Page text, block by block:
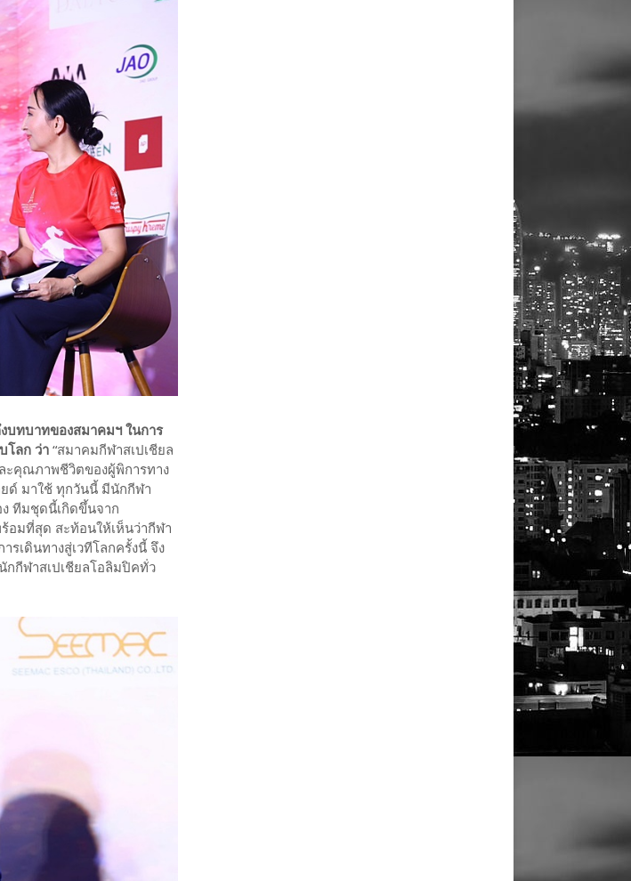
บทบาทของสมาคมฯ ในการ
โลก ว่า “สมาคมกีฬาสเปเชียล
ะคุณภาพชีวิตของผู้พิการทาง
ด์ มาใช้ ทุกวันนี้ มีนักกีฬา
ทีมชุดนี้เกิดขึ้นจาก
อมที่สุด สะท้อนให้เห็นว่ากีฬา
เดินทางสู่เวทีโลกครั้งนี้ จึง
กกีฬาสเปเชียลโอลิมปิคทั่ว